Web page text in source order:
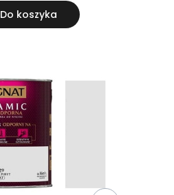
Do koszyka